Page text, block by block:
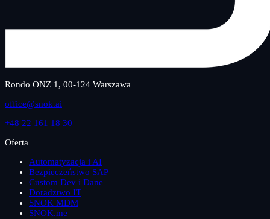
Rondo ONZ 1, 00-124 Warszawa
office@snok.ai
+48 22 161 18 30
Oferta
Automatyzacja i AI
Bezpieczeństwo SAP
Custom Dev i Dane
Doradztwo IT
SNOK MDM
SNOK.me